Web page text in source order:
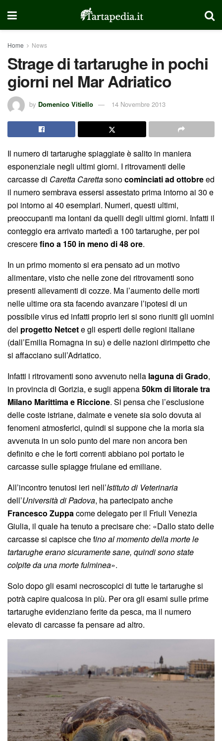
Home News
Strage di tartarughe in pochi
giorni nel Mar Adriatico
by Domenico Vitiello 14 Novembre 2013
Il numero di tartarughe spiaggiate è salito in maniera
esponenziale negli ultimi giorni. I ritrovamenti delle
carcasse di Caretta Carettasonocominciati ad ottobreed
il numero sembrava essersi assestato prima intorno ai 30 e
poi intorno ai 40 esemplari. Numeri, questi ultimi,
preoccupanti ma lontani da quelli degli ultimi giorni. Infatti il
conteggio era arrivato martedì a 100 tartarughe, per poi
crescerefino a 150 in meno di 48 ore.
In un primo momento si era pensato ad un motivo
alimentare, visto che nelle zone dei ritrovamenti sono
presenti allevamenti di cozze. Ma l’aumento delle morti
nelle ultime ora sta facendo avanzare l’ipotesi di un
possibile virus ed infatti proprio ieri si sono riuniti gli uomini
del progetto Netcete gli esperti delle regioni italiane
(dall’Emilia Romagna in su) e delle nazioni dirimpetto che
si affacciano sull’Adriatico.
Infatti i ritrovamenti sono avvenuto nella laguna di Grado,
in provincia di Gorizia, e sugli appena50km di litorale tra
Milano Marittima e Riccione. Si pensa che l’esclusione
delle coste istriane, dalmate e venete sia solo dovuta ai
fenomeni atmosferici, quindi si suppone che la moria sia
avvenuta in un solo punto del mare non ancora ben
definito e che le forti correnti abbiano poi portato le
carcasse sulle spiagge friulane ed emiliane.
All’incontro tenutosi ieri nell’Istituto di Veterinaria
dell’Università di Padova, ha partecipato anche
Francesco Zuppacome delegato per il Friuli Venezia
Giulia, il quale ha tenuto a precisare che: «Dallo stato delle
carcasse si capisce che fino al momento della morte le
tartarughe erano sicuramente sane, quindi sono state
colpite da una morte fulminea».
Solo dopo gli esami necroscopici di tutte le tartarughe si
potrà capire qualcosa in più. Per ora gli esami sulle prime
tartarughe evidenziano ferite da pesca, ma il numero
elevato di carcasse fa pensare ad altro.